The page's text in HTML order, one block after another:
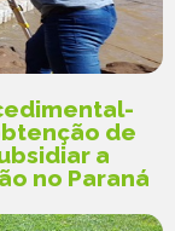
de
a
no Paraná